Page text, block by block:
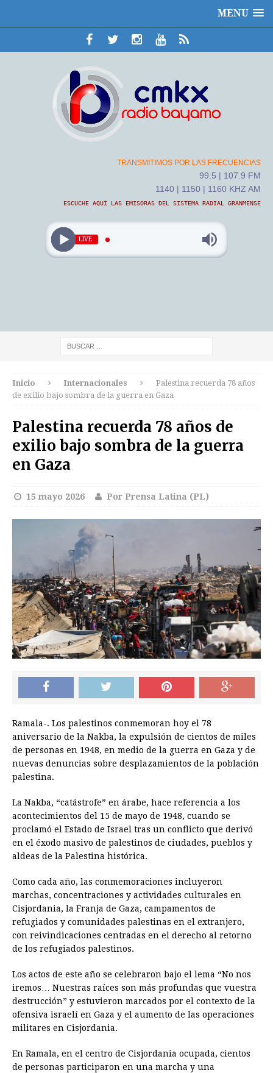
MENU
TRANSMITIMOS POR LAS FRECUENCIAS
99.5 | 107.9 FM
1140 | 1150 | 1160 KHZ AM
ESCUCHE AQUÍ LAS EMISORAS DEL SISTEMA RADIAL GRANMENSE
LIVE
Inicio Internacionales
Palestina recuerda 78 años
de exilio bajo sombra de la guerra en Gaza
Palestina recuerda 78 años de
exilio bajo sombra de la guerra
en Gaza
15 mayo 2026 Por Prensa Latina (PL)
Ramala-. Los palestinos conmemoran hoy el 78
aniversario de la Nakba, la expulsión de cientos de miles
de personas en 1948, en medio de la guerra en Gaza y de
nuevas denuncias sobre desplazamientos de la población
palestina.
La Nakba, “catástrofe” en árabe, hace referencia a los
acontecimientos del 15 de mayo de 1948, cuando se
proclamó el Estado de Israel tras un conflicto que derivó
en el éxodo masivo de palestinos de ciudades, pueblos y
aldeas de la Palestina histórica.
Como cada año, las conmemoraciones incluyeron
marchas, concentraciones y actividades culturales en
Cisjordania, la Franja de Gaza, campamentos de
refugiados y comunidades palestinas en el extranjero,
con reivindicaciones centradas en el derecho al retorno
de los refugiados palestinos.
Los actos de este año se celebraron bajo el lema “No nos
iremos… Nuestras raíces son más profundas que vuestra
destrucción” y estuvieron marcados por el contexto de la
ofensiva israelí en Gaza y el aumento de las operaciones
militares en Cisjordania.
En Ramala, en el centro de Cisjordania ocupada, cientos
de personas participaron en una marcha y una